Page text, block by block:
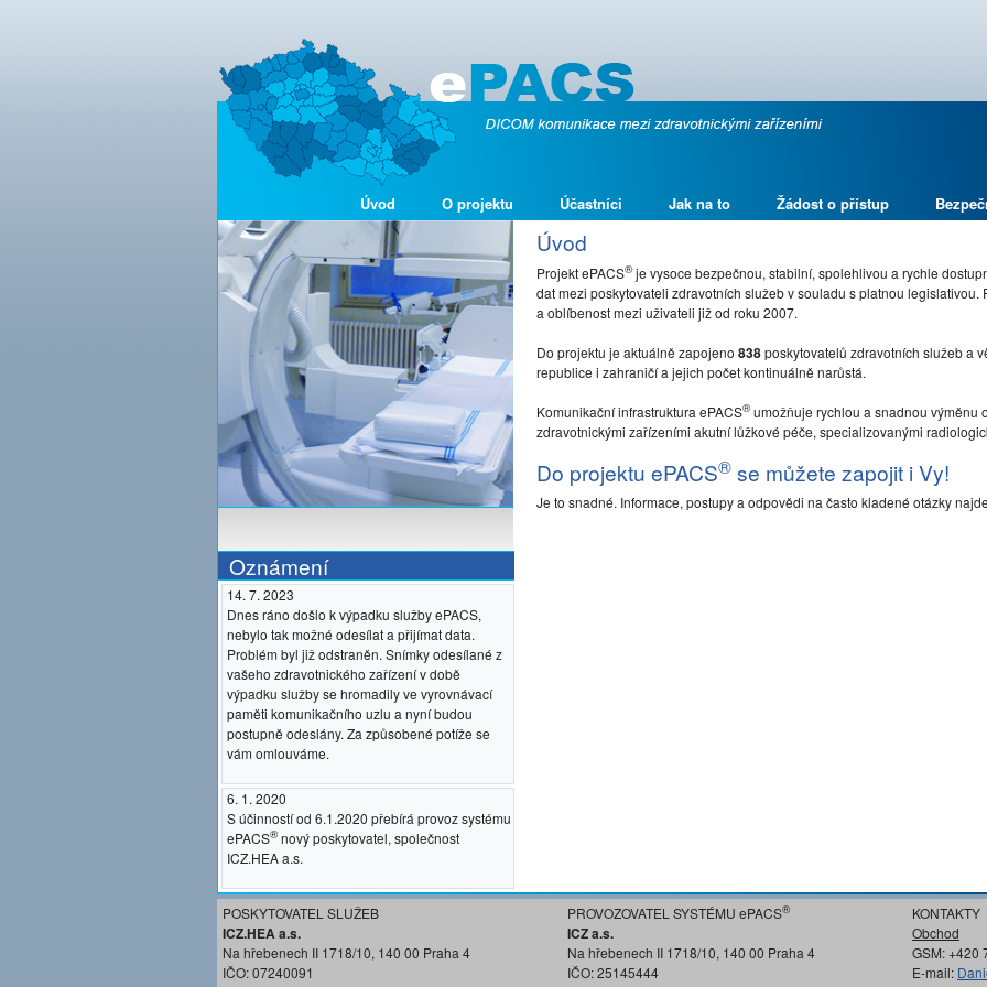
Úvod O projektu Účastníci Jak na to Žádost o přístup
Oznámení
14. 7. 2023
Dnes ráno došlo k výpadku služby ePACS,
nebylo tak možné odesílat a přijímat data.
Problém byl již odstraněn. Snímky odesílané z
vašeho zdravotnického zařízení v době
výpadku služby se hromadily ve vyrovnávací
paměti komunikačního uzlu a nyní budou
postupně odeslány. Za způsobené potíže se
vám omlouváme.
6. 1. 2020
S účinností od 6.1.2020 přebírá provoz systému
ePACS®nový poskytovatel, společnost
ICZ.HEA a.s.
Úvod
Projekt ePACS®je vysoce bezpečnou, stabilní, spolehlivou a rychle
dat mezi poskytovateli zdravotních služeb v souladu s platnou legislativou.
a oblíbenost mezi uživateli již od roku 2007.
Do projektu je aktuálně zapojeno 838poskytovatelů zdravotních služeb a
republice i zahraničí a jejich počet kontinuálně narůstá.
Komunikační infrastruktura ePACS®umožňuje rychlou a snadnou výměnu
zdravotnickými zařízeními akutní lůžkové péče, specializovanými
Do projektu ePACS® se můžete zapojit i Vy!
Je to snadné. Informace, postupy a odpovědi na často kladené otázky
POSKYTOVATEL SLUŽEB
ICZ.HEA a.s.
Na hřebenech II 1718/10, 140 00 Praha 4
IČO: 07240091
PROVOZOVATEL SYSTÉMU ePACS®
ICZ a.s.
Na hřebenech II 1718/10, 140 00 Praha 4
IČO: 25145444
KONTAKTY
Obchod
GSM: +420
E-mail: